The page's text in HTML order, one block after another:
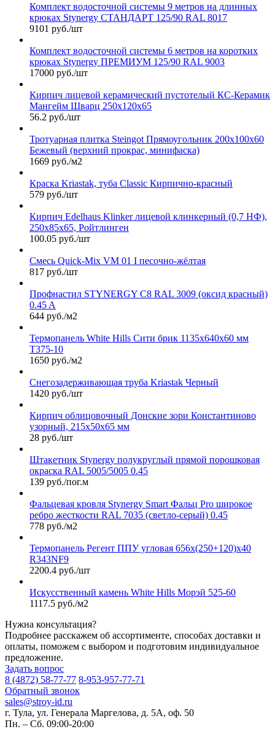
Комплект водосточной системы 9 метров на длинных
крюках Stynergy СТАНДАРТ 125/90 RAL 8017
9101 руб./шт
Комплект водосточной системы 6 метров на коротких
крюках Stynergy ПРЕМИУМ 125/90 RAL 9003
17000 руб./шт
Кирпич лицевой керамический пустотелый КС-Керамик
Мангейм Шварц 250х120х65
56.2 руб./шт
Тротуарная плитка Steingot Прямоугольник 200х100х60
Бежевый (верхний прокрас, минифаска)
1669 руб./м2
Краска Kriastak, туба Classic Кирпично-красный
579 руб./шт
Кирпич Edelhaus Klinker лицевой клинкерный (0,7 НФ),
250х85х65, Ройтлинген
100.05 руб./шт
Смесь Quick-Mix VM 01 I песочно-жёлтая
817 руб./шт
Профнастил STYNERGY С8 RAL 3009 (оксид красный)
0.45 A
644 руб./м2
Термопанель White Hills Сити брик 1135х640х60 мм
Т375-10
1650 руб./м2
Снегозадерживающая труба Kriastak Черный
1420 руб./шт
Кирпич облицовочный Донские зори Константиново
узорный, 215х50х65 мм
28 руб./шт
Штакетник Stynergy полукруглый прямой порошковая
окраска RAL 5005/5005 0.45
139 руб./пог.м
Фальцевая кровля Stynergy Smart Фальц Pro широкое
ребро жесткости RAL 7035 (светло-серый) 0.45
778 руб./м2
Термопанель Регент ППУ угловая 656х(250+120)х40
R343NF9
2200.4 руб./шт
Искусственный камень White Hills Морэй 525-60
1117.5 руб./м2
Нужна консультация?
Подробнее расскажем об ассортименте, способах доставки и
оплаты, поможем с выбором и подготовим индивидуальное
предложение.
Задать вопрос
8 (4872) 58-77-77 8-953-957-77-71
Обратный звонок
sales@stroy-id.ru
г. Тула, ул. Генерала Маргелова, д. 5А, оф. 50
Пн. – Cб. 09:00-20:00